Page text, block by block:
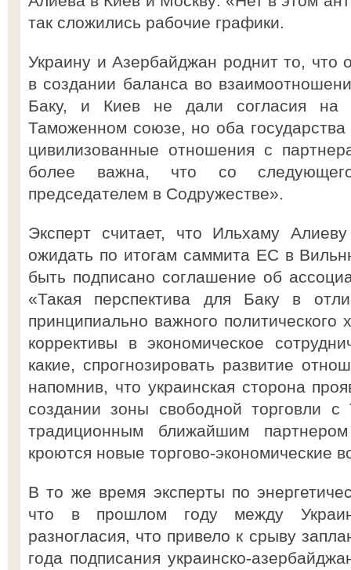
так сложились рабочие графики.
Украину и Азербайджан роднит то, что
в создании баланса во
Баку, и Киев не дали согласия на
Таможенном союзе, но оба
цивилизованные отношения с
более важна, что со
председателем в Содружестве».
Эксперт считает, что Ильхаму
ожидать по итогам саммита ЕС в
быть подписано соглашение об
«Такая перспектива для Баку в
принципиально важного
коррективы в экономическое
какие, спрогнозировать развитие
напомнив, что украинская сторона
создании зоны свободной торговли с
традиционным ближайшим
кроются новые торгово-экономические
В то же время эксперты по
что в прошлом году между
разногласия, что привело к срыву
года подписания украинско-